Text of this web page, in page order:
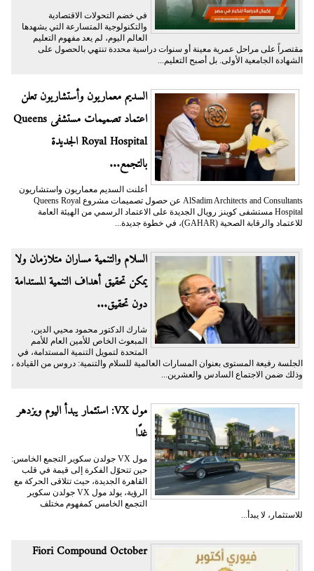
في خضم التحولات الاقتصادية
والتكنولوجية المتسارعة التي يشهدها
العالم اليوم، لم يعد مفهوم التعليم
مقتصراً على مراحل عمرية معينة أو سنوات دراسية محددة تنتهي بالحصول على
الشهادة الجامعية الأولى. بل أصبح التعليم...
السديم معماريون وأستشاريون تعلن
اعتماد تصميمات مستشفى Queens
Royal Hospital الجديدة
بالتجمع...
أعلنت السديم معماريون واستشاريون
AlSadim Architects and Consultants عن حصول تصميمات مشروع Queens Royal
Hospital مستشفى كوينز رويال الجديدة على الاعتماد الرسمي من الهيئة العامة
للاعتماد والرقابة الصحية (GAHAR)، في خطوة جديدة...
السلام والتنمية مساران متلازمان ولا
يمكن تحقيق أهداف التنمية المستدامة
دون تحقيق...
شارك الدكتور محمود محيي الدين،
المبعوث الخاص للأمين العام للأمم
المتحدة لتمويل التنمية المستدامة، في
الجلسة رفيعة المستوى بعنوان المسارات العالمية للسلام والتنمية: دروس من القيادة ،
وذلك ضمن الاجتماع السادس والعشرين...
مول VX: استثمار يبدأ اليوم ويزدهر
غدًا
مول VX جولدن سكوير التجمع الخامس:
حين تتحوّل الفكرة إلى قيمة في قلب
القاهرة الجديدة، حيث تتلاقى الحركة مع
الرؤية، يولد مول VX جولدن سكوير
التجمع الخامس كمفهوم مختلف
للاستثمار، لا يبدأ...
Fiori Compound October